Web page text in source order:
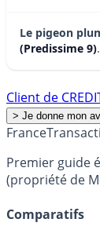
Le pigeon
(Predissime 9)
Client de
France
Premier guide
(propriété de
Comparatifs